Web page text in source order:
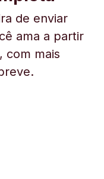
de enviar
ama a partir
com mais